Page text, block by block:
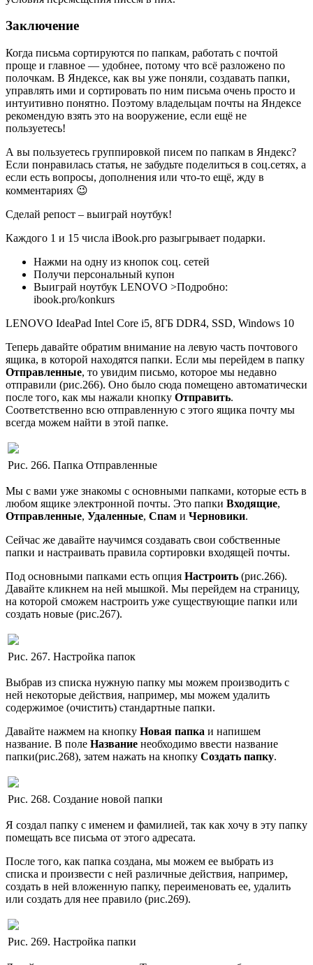
Заключение
Когда письма сортируются по папкам, работать с почтой
проще и главное — удобнее, потому что всё разложено по
полочкам. В Яндексе, как вы уже поняли, создавать папки,
управлять ими и сортировать по ним письма очень просто и
интуитивно понятно. Поэтому владельцам почты на Яндексе
рекомендую взять это на вооружение, если ещё не
пользуетесь!
А вы пользуетесь группировкой писем по папкам в Яндекс?
Если понравилась статья, не забудьте поделиться в соц.сетях, а
если есть вопросы, дополнения или что-то ещё, жду в
комментариях 😉
Сделай репост – выиграй ноутбук!
Каждого 1 и 15 числа iBook.pro разыгрывает подарки.
Нажми на одну из кнопок соц. сетей
Получи персональный купон
Выиграй ноутбук LENOVO >Подробно:
ibook.pro/konkurs
LENOVO IdeaPad Intel Core i5, 8ГБ DDR4, SSD, Windows 10
Теперь давайте обратим внимание на левую часть почтового
ящика, в которой находятся папки. Если мы перейдем в папку
Отправленные, то увидим письмо, которое мы недавно
отправили (рис.266). Оно было сюда помещено автоматически
после того, как мы нажали кнопку Отправить.
Соответственно всю отправленную с этого ящика почту мы
всегда можем найти в этой папке.
Рис. 266. Папка Отправленные
Мы с вами уже знакомы с основными папками, которые есть в
любом ящике электронной почты. Это папки Входящие,
Отправленные, Удаленные, Спам и Черновики.
Сейчас же давайте научимся создавать свои собственные
папки и настраивать правила сортировки входящей почты.
Под основными папками есть опция Настроить (рис.266).
Давайте кликнем на ней мышкой. Мы перейдем на страницу,
на которой сможем настроить уже существующие папки или
создать новые (рис.267).
Рис. 267. Настройка папок
Выбрав из списка нужную папку мы можем производить с
ней некоторые действия, например, мы можем удалить
содержимое (очистить) стандартные папки.
Давайте нажмем на кнопку Новая папка и напишем
название. В поле Название необходимо ввести название
папки(рис.268), затем нажать на кнопку Создать папку.
Рис. 268. Создание новой папки
Я создал папку с именем и фамилией, так как хочу в эту папку
помещать все письма от этого адресата.
После того, как папка создана, мы можем ее выбрать из
списка и произвести с ней различные действия, например,
создать в ней вложенную папку, переименовать ее, удалить
или создать для нее правило (рис.269).
Рис. 269. Настройка папки